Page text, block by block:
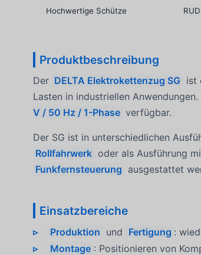
Hochwertige Schütze
Produktbeschreibung
Der DELTA Elektrokettenzug SG ist
Lasten in industriellen
V / 50 Hz / 1-Phase verfügbar.
Der SG ist in unterschiedlichen
Rollfahrwerk oder als Ausführung
Funkfernsteuerung ausgestattet
Einsatzbereiche
Produktion und Fertigung :
Montage : Positionieren von